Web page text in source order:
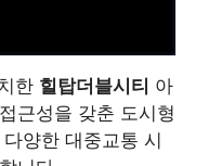
한 힐탑더블시티 아
근성을 갖춘 도시형
양한 대중교통 시